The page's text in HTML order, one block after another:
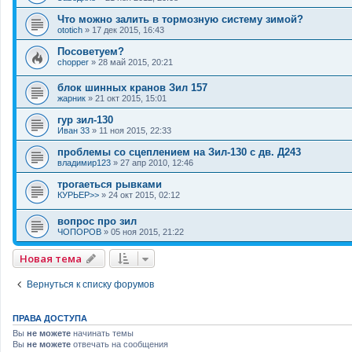
Что можно залить в тормозную систему зимой?
ototich » 17 дек 2015, 16:43
Посоветуем?
chopper » 28 май 2015, 20:21
блок шинных кранов Зил 157
жарник » 21 окт 2015, 15:01
гур зил-130
Иван 33 » 11 ноя 2015, 22:33
проблемы со сцеплением на Зил-130 с дв. Д243
владимир123 » 27 апр 2010, 12:46
трогаеться рывками
КУРЬЕР>> » 24 окт 2015, 02:12
вопрос про зил
ЧОПОРОВ » 05 ноя 2015, 21:22
Новая тема
Вернуться к списку форумов
ПРАВА ДОСТУПА
Вы не можете начинать темы
Вы не можете отвечать на сообщения